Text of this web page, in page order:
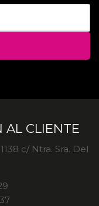
AL CLIENTE
c/ Ntra. Sra. Del